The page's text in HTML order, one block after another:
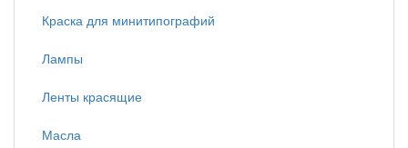
Краска для минитипографий
Лампы
Ленты красящие
Масла